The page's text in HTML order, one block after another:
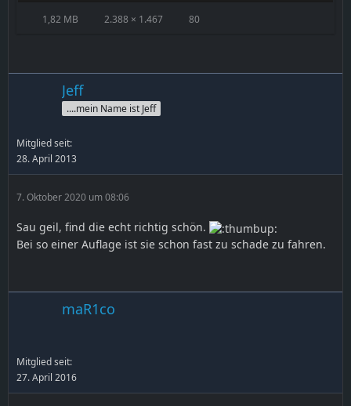
1,82 MB 2.388 × 1.467 80
Jeff
....mein Name ist Jeff
Mitglied seit:
28. April 2013
7. Oktober 2020 um 08:06
Sau geil, find die echt richtig schön.
Bei so einer Auflage ist sie schon fast zu schade zu fahren.
maR1co
Mitglied seit:
27. April 2016